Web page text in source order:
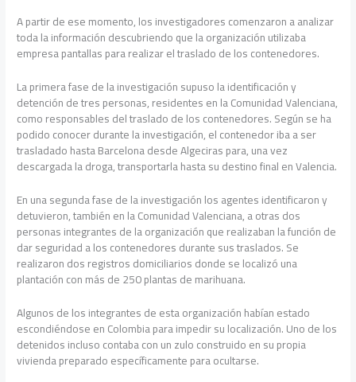
A partir de ese momento, los investigadores comenzaron a analizar
toda la información descubriendo que la organización utilizaba
empresa pantallas para realizar el traslado de los contenedores.
La primera fase de la investigación supuso la identificación y
detención de tres personas, residentes en la Comunidad Valenciana,
como responsables del traslado de los contenedores. Según se ha
podido conocer durante la investigación, el contenedor iba a ser
trasladado hasta Barcelona desde Algeciras para, una vez
descargada la droga, transportarla hasta su destino final en Valencia.
En una segunda fase de la investigación los agentes identificaron y
detuvieron, también en la Comunidad Valenciana, a otras dos
personas integrantes de la organización que realizaban la función de
dar seguridad a los contenedores durante sus traslados. Se
realizaron dos registros domiciliarios donde se localizó una
plantación con más de 250 plantas de marihuana.
Algunos de los integrantes de esta organización habían estado
escondiéndose en Colombia para impedir su localización. Uno de los
detenidos incluso contaba con un zulo construido en su propia
vivienda preparado específicamente para ocultarse.